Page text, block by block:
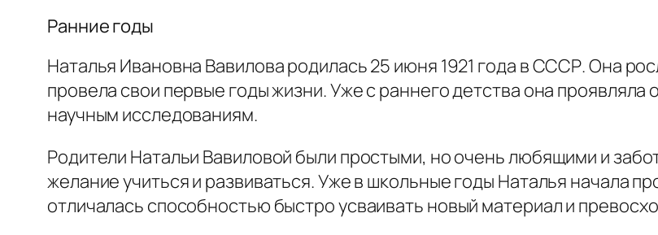
Ранние годы
Наталья Ивановна Вавилова родилась 25 июня 1921 года в СССР. Она
провела свои первые годы жизни. Уже с раннего детства она
научным исследованиям.
Родители Натальи Вавиловой были простыми, но очень любящими и
желание учиться и развиваться. Уже в школьные годы Наталья начала
отличалась способностью быстро усваивать новый материал и